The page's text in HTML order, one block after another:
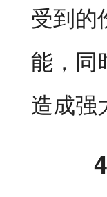
受到的
能，同
造成强